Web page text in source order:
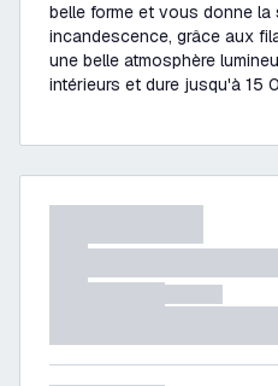
belle forme et vous donne
incandescence, grâce aux
une belle atmosphère
intérieurs et dure jusqu'à 15